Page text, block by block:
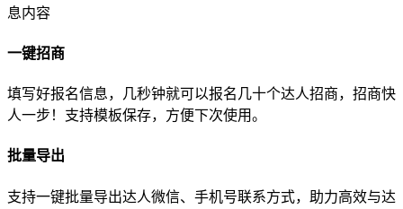
息内容
一键招商
填写好报名信息，几秒钟就可以报名几十个达人招商，招商快
人一步！支持模板保存，方便下次使用。
批量导出
支持一键批量导出达人微信、手机号联系方式，助力高效与达